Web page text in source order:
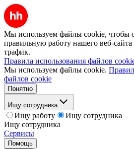
Мы используем файлы cookie, чтобы
правильную работу нашего веб-сайта
трафик.
Правила использования файлов
Мы используем файлы cookie.
файлов cookie
Понятно
Ищу сотрудника
Ищу работу
Ищу сотрудника
Ищу сотрудника
Сервисы
Помощь